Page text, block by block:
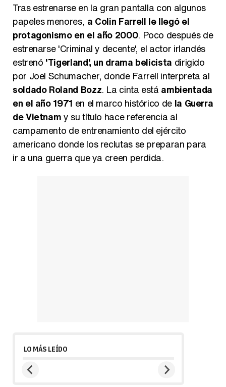
Tras estrenarse en la gran pantalla con algunos
papeles menores, a Colin Farrell le llegó el
protagonismo en el año 2000. Poco después de
estrenarse 'Criminal y decente', el actor irlandés
estrenó 'Tigerland', un drama belicista dirigido
por Joel Schumacher, donde Farrell interpreta al
soldado Roland Bozz. La cinta está ambientada
en el año 1971 en el marco histórico de la Guerra
de Vietnamy su título hace referencia al
campamento de entrenamiento del ejército
americano donde los reclutas se preparan para
ir a una guerra que ya creen perdida.
LO MÁS LEÍDO